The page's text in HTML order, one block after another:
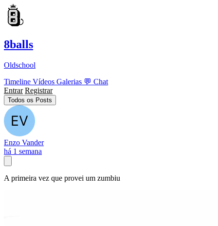
8balls
Oldschool
Timeline Vídeos Galerias 💬 Chat
Entrar Registrar
Todos os Posts
Enzo Vander
há 1 semana
A primeira vez que provei um zumbiu